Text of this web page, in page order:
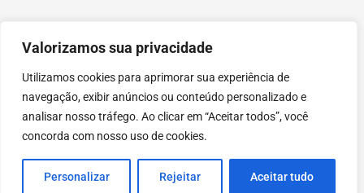
Valorizamos sua privacidade
Utilizamos cookies para aprimorar sua experiência de
navegação, exibir anúncios ou conteúdo personalizado e
analisar nosso tráfego. Ao clicar em “Aceitar todos”, você
concorda com nosso uso de cookies.
Personalizar Rejeitar Aceitar tudo
tecnoPARQ © 2021 por Digital
Pixel